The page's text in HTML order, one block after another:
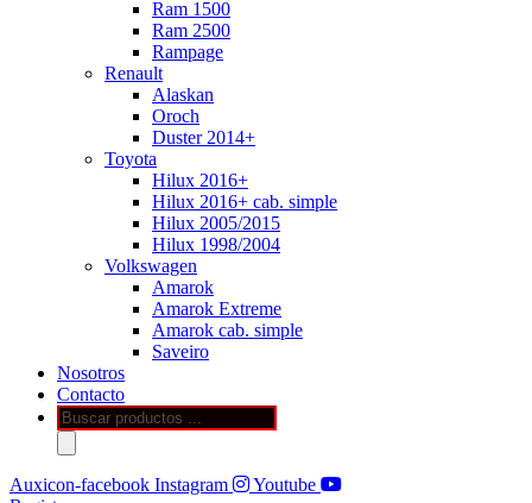
Ram 1500
Ram 2500
Rampage
Renault
Alaskan
Oroch
Duster 2014+
Toyota
Hilux 2016+
Hilux 2016+ cab. simple
Hilux 2005/2015
Hilux 1998/2004
Volkswagen
Amarok
Amarok Extreme
Amarok cab. simple
Saveiro
Nosotros
Contacto
Búsqueda
de
productos
Auxicon-facebook Instagram
Youtube